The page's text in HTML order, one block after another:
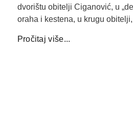
dvorištu obitelji Ciganović, u
oraha i kestena, u krugu
Pročitaj više...